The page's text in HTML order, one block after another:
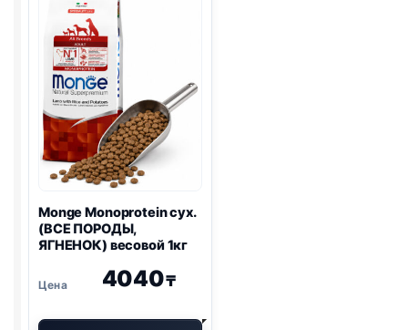
ЯГНЕНОК)
весовой
Monge Monoprotein сух.
(ВСЕ ПОРОДЫ,
ЯГНЕНОК) весовой 1кг
4040₸